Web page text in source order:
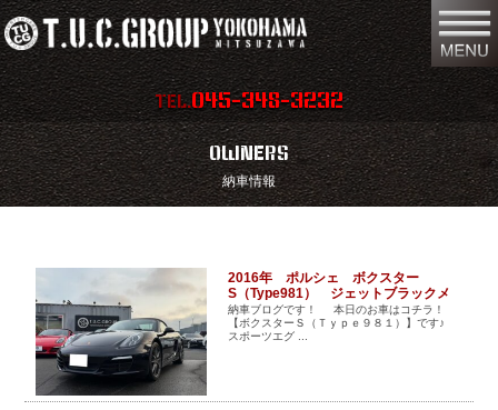
TEL.045-348-3232
在庫車両情報 店舗情報
保証内容 地図
スタッフ紹介 お問い合わせ
特別作業 注文販売
買取無料査定
OWNERS
納車情報
2016年 ポルシェ ボクスター
S（Type981） ジェットブラックメ
タリック 神奈川県のお客様にご納車
させていただきました。
納車ブログです！ 本日のお車はコチラ！
【ボクスターＳ（Ｔｙｐｅ９８１）】です♪
スポーツエグ ...